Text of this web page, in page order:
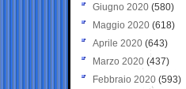
Giugno 2020 (580)
Maggio 2020 (618)
Aprile 2020 (643)
Marzo 2020 (437)
Febbraio 2020 (593)